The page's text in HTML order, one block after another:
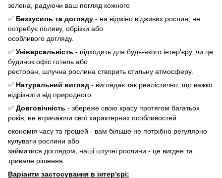
зелена, радуючи ваш погляд кожного
✅ Беззусиль та догляду - на відміно відживих рослин, не
потребує поливу, обрізки або
особливого догляду.
✅ Універсальність - підходить для будь-якого інтер'єру, чи це
будинок офіс готель або
ресторан, шлучна рослина створить стильну атмосферу.
✅ Натуральний вигляд - виглядає так реалістично, що важко
відрізнити від природного.
✅ Довговічність - збереже свою красу протягом багатьох
років, не втрачаючи свої характерних особливостей.
економія часу та грошей - вам більше не потрібно регулярно
кулувати рослини або
займатися доглядом, наші штучні рослини - це вигдне та
тривале рішення.
Варіанти застосування в інтер'єрі: